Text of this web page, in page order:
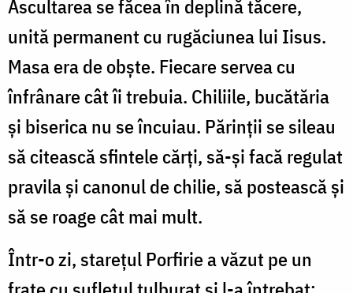
Ascultarea se făcea în deplină tăcere,
unită permanent cu rugăciunea lui Iisus.
Masa era de obşte. Fiecare servea cu
înfrânare cât îi trebuia. Chiliile, bucătăria
şi biserica nu se încuiau. Părinţii se sileau
să citească sfintele cărţi, să-şi facă regulat
pravila şi canonul de chilie, să postească şi
să se roage cât mai mult.
Într-o zi, stareţul Porfirie a văzut pe un